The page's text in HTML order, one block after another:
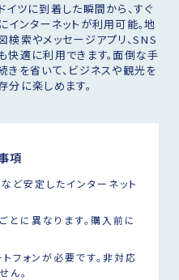
ドイツに到着した瞬間から、すぐ
にインターネットが利用可能。地
検索やメッセージアプリ、SNS
快適に利用できます。面倒な手
きを省いて、ビジネスや観光を
分に楽しめます。
項
ど安定したインターネット
とに異なります。購入前に
フォンが必要です。非対応
ん。